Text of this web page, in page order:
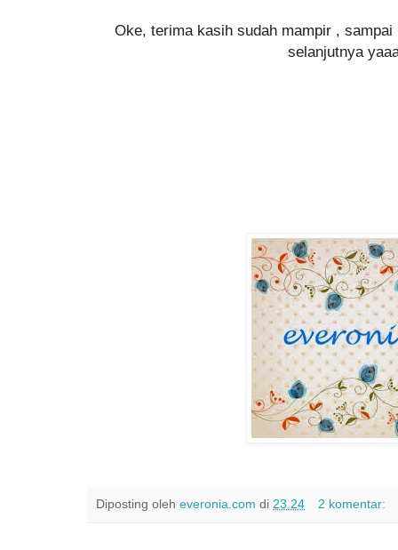
Oke, terima kasih sudah mampir ,
selanjutnya
Diposting oleh everonia.com di 23.24 2 komentar: